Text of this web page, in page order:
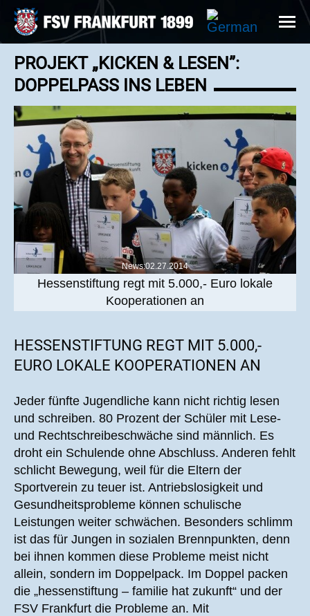
PROJEKT „KICKEN & LESEN”:
DOPPELPASS INS LEBEN
News:02.27.2014
Hessenstiftung regt mit 5.000,- Euro lokale
Kooperationen an
HESSENSTIFTUNG REGT MIT 5.000,-
EURO LOKALE KOOPERATIONEN AN
Jeder fünfte Jugendliche kann nicht richtig lesen
und schreiben. 80 Prozent der Schüler mit Lese-
und Rechtschreibeschwäche sind männlich. Es
droht ein Schulende ohne Abschluss. Anderen fehlt
schlicht Bewegung, weil für die Eltern der
Sportverein zu teuer ist. Antriebslosigkeit und
Gesundheitsprobleme können schulische
Leistungen weiter schwächen. Besonders schlimm
ist das für Jungen in sozialen Brennpunkten, denn
bei ihnen kommen diese Probleme meist nicht
allein, sondern im Doppelpack. Im Doppel packen
die „hessenstiftung – familie hat zukunft“ und der
FSV Frankfurt die Probleme an. Mit